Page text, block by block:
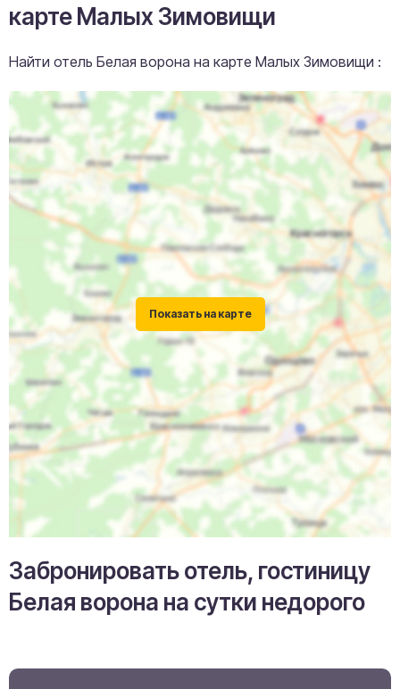
карте Малых Зимовищи
Найти отель Белая ворона на карте Малых Зимовищи :
Забронировать отель, гостиницу
Белая ворона на сутки недорого